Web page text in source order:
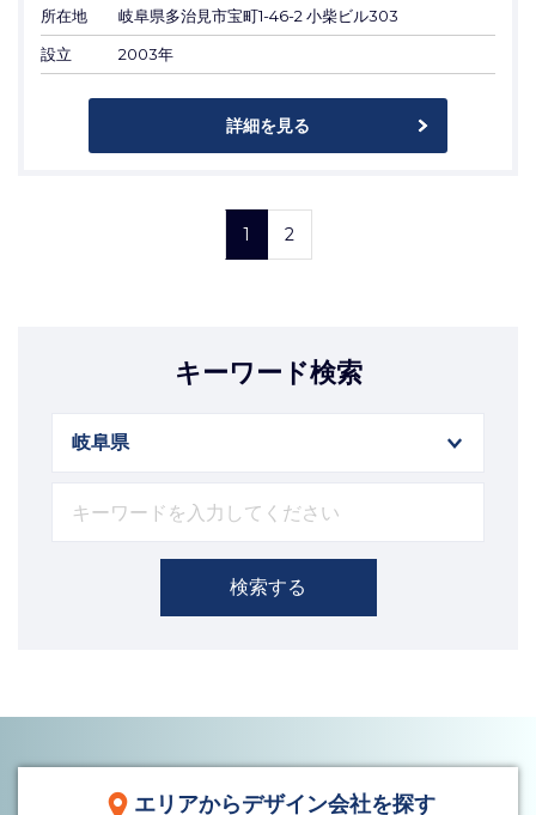
所在地
岐阜県多治見市宝町1-46-2 小柴ビル303
設立
2003年
詳細を見る
1 2
キーワード検索
検索する
エリアからデザイン会社を探す